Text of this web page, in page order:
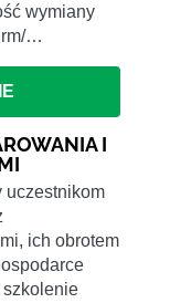
wymiany
…
I
uczestnikom
ich obrotem
szkolenie